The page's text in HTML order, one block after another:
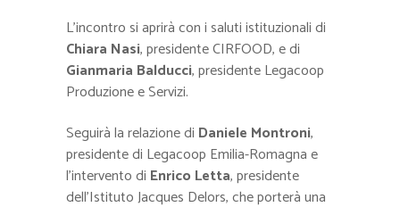
L’incontro si aprirà con i saluti istituzionali di
Chiara Nasi, presidente CIRFOOD, e di
Gianmaria Balducci, presidente Legacoop
Produzione e Servizi.
Seguirà la relazione di Daniele Montroni,
presidente di Legacoop Emilia-Romagna e
l’intervento di Enrico Letta, presidente
dell’Istituto Jacques Delors, che porterà una